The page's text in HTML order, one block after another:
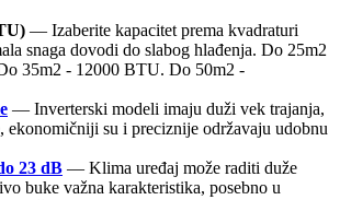
— Izaberite kapacitet prema kvadraturi
snaga dovodi do slabog hlađenja. Do 25m2
35m2 - 12000 BTU. Do 50m2 -
— Inverterski modeli imaju duži vek trajanja,
ekonomičniji su i preciznije održavaju udobnu
23 dB — Klima uređaj može raditi duže
buke važna karakteristika, posebno u